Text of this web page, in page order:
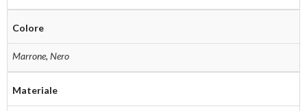
Colore
Marrone, Nero
Materiale